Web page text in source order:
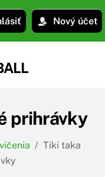
Nový účet
prihrávky
/ Tiki taka